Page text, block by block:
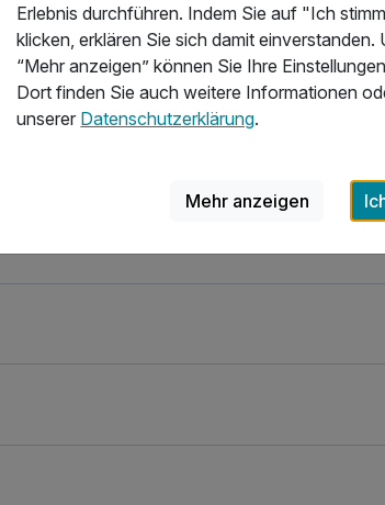
Erlebnis durchführen. Indem Sie auf "Ich
klicken, erklären Sie sich damit einverstanden.
“Mehr anzeigen” können Sie Ihre
Dort finden Sie auch weitere Informationen
unserer Datenschutzerklärung.
Mehr anzeigen